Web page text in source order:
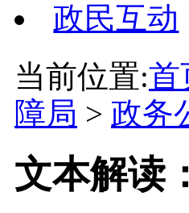
政民互动
当前位置:首
障局 > 政务
文本解读